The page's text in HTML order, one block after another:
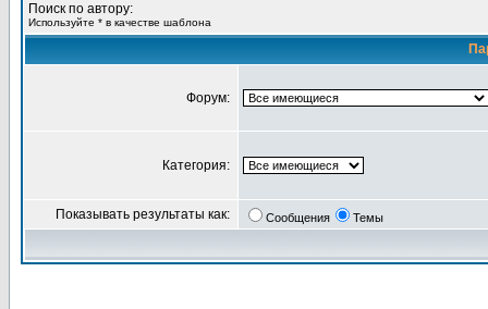
Поиск по автору:
Используйте * в качестве шаблона
Форум:
Категория:
Показывать результаты как: Сообщения Темы